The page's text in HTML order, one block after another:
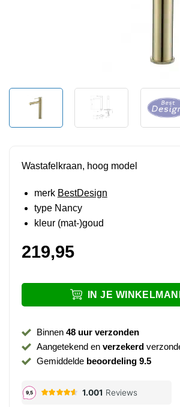
Wastafelkraan, hoog model
merk BestDesign
type Nancy
kleur (mat-)goud
219,95
IN JE
Binnen 48 uur verzonden
Aangetekend en verzekerd
Gemiddelde beoordeling 9.5